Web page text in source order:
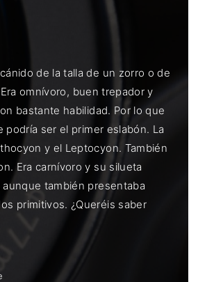
de la talla de un zorro o de
omnívoro, buen trepador y
bastante habilidad. Por lo que
ser el primer eslabón. La
y el Leptocyon. También
Era carnívoro y su silueta
también presentaba
primitivos. ¿Queréis saber